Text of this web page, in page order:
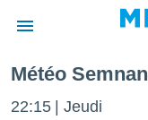
Météo Semnan
22:15 Jeudi